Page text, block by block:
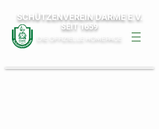
SCHÜTZENVEREIN DARME E.V.
SEIT 1659
DIE OFFIZIELLE HOMEPAGE